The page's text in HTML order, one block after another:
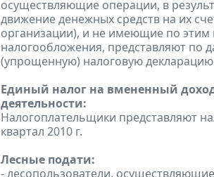
осуществляющие операции, в
движение денежных средств на их
организации), и не имеющие по этим
налогообложения, представляют по
(упрощенную) налоговую декларацию
Единый налог на вмененный
деятельности:
Налогоплательщики представляют
квартал 2010 г.
Лесные подати:
- лесопользователи,